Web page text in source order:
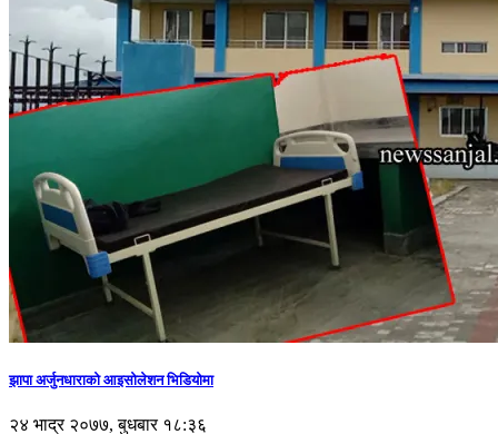
झापा अर्जुनधाराको आइसोलेशन भिडियोमा
२४ भाद्र २०७७, बुधबार १८:३६